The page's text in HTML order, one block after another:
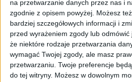
na przetwarzanie danych przez nas i
zgodnie z opisem powyżej. Możesz
bardziej szczegółowych informacji i
przed wyrażeniem zgody lub odmówić
że niektóre rodzaje przetwarzania
wymagać Twojej zgody, ale masz
przetwarzaniu. Twoje preferencje
do tej witryny. Możesz w dowolnym
chociażby przyspieszenia
rekrutacjach masowych, ale
rotacji czy zwiększenia
procesów - czyli
HR - w połowie roku
pozyskanie drugiej rundy
kwocie 2 mln zł. Wzięli w